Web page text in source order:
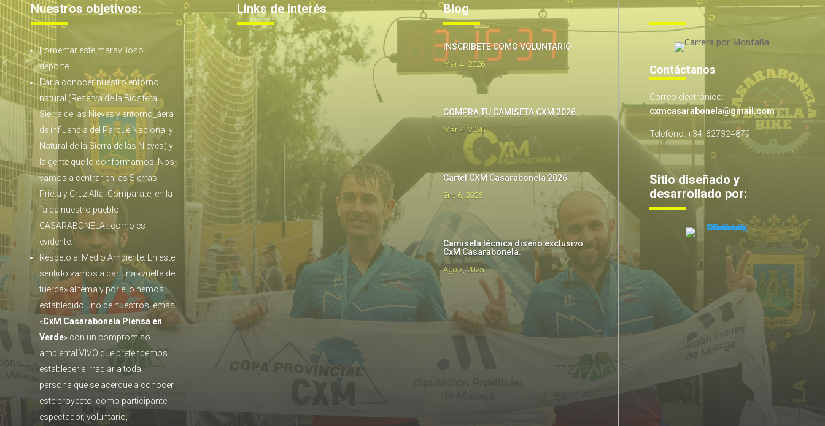
Nuestros objetivos:
Fomentar este maravilloso
deporte.
Dar a conocer nuestro entorno
natural (Reserva de la Biosfera
Sierra de las Nieves y entorno_áera
de influencia del Parque Nacional y
Natural de la Sierra de las Nieves) y
la gente que lo conformamos. Nos
vamos a centrar en las Sierras
Prieta y Cruz Alta_Comparate, en la
falda nuestro pueblo
CASARABONELA…como es
evidente.
Respeto al Medio Ambiente. En este
sentido vamos a dar una «vuelta de
tuerca» al tema y por ello hemos
establecido uno de nuestros lemas
«CxM Casarabonela Piensa en
Verde» con un compromiso
ambiental VIVO que pretendemos
establecer e irradiar a toda
persona que se acerque a conocer
este proyecto, como participante,
espectador, voluntario,
Links de interés Blog
INSCRIBETE COMO VOLUNTARIO
Mar 4, 2026
COMPRA TU CAMISETA CXM 2026
Mar 4, 2026
Cartel CXM Casarabonela 2026
Ene 6, 2026
Camiseta técnica diseño exclusivo
CxM Casarabonela.
Ago 3, 2025
Nuestros objetivos:
Contáctanos
Correo electrónico:
cxmcasarabonela@gmail.com
Teléfono: +34 627324879
Sitio diseñado y
desarrollado por: